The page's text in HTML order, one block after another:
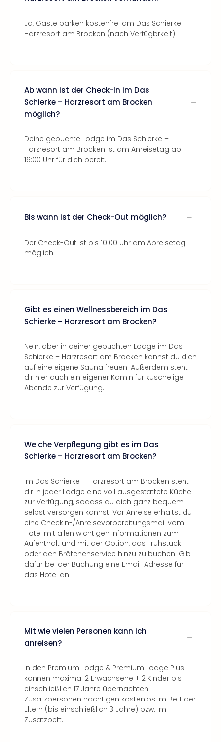
Ja, Gäste parken kostenfrei am Das Schierke –
Harzresort am Brocken (nach Verfügbrkeit).
Ab wann ist der Check-In im Das
Schierke – Harzresort am Brocken
möglich?
Deine gebuchte Lodge im Das Schierke –
Harzresort am Brocken ist am Anreisetag ab
16:00 Uhr für dich bereit.
Bis wann ist der Check-Out möglich?
Der Check-Out ist bis 10:00 Uhr am Abreisetag
möglich.
Gibt es einen Wellnessbereich im Das
Schierke – Harzresort am Brocken?
Nein, aber in deiner gebuchten Lodge im Das
Schierke – Harzresort am Brocken kannst du dich
auf eine eigene Sauna freuen. Außerdem steht
dir hier auch ein eigener Kamin für kuschelige
Abende zur Verfügung.
Welche Verpflegung gibt es im Das
Schierke – Harzresort am Brocken?
Im Das Schierke – Harzresort am Brocken steht
dir in jeder Lodge eine voll ausgestattete Küche
zur Verfügung, sodass du dich ganz bequem
selbst versorgen kannst. Vor Anreise erhältst du
eine Checkin-/Anreisevorbereitungsmail vom
Hotel mit allen wichtigen Informationen zum
Aufenthalt und mit der Option, das Frühstück
oder den Brötchenservice hinzu zu buchen. Gib
dafür bei der Buchung eine Email-Adresse für
das Hotel an.
Mit wie vielen Personen kann ich
anreisen?
In den Premium Lodge & Premium Lodge Plus
können maximal 2 Erwachsene + 2 Kinder bis
einschließlich 17 Jahre übernachten.
Zusatzpersonen nächtigen kostenlos im Bett der
Eltern (bis einschließlich 3 Jahre) bzw. im
Zusatzbett.